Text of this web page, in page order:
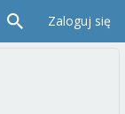
Zaloguj się